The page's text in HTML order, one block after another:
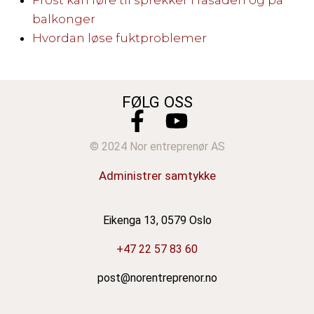
balkonger
Hvordan løse fuktproblemer
FØLG OSS
© 2024 Nor entreprenør AS
Administrer samtykke
Eikenga 13, 0579 Oslo
+47 22 57 83 60
post@norentreprenor.no